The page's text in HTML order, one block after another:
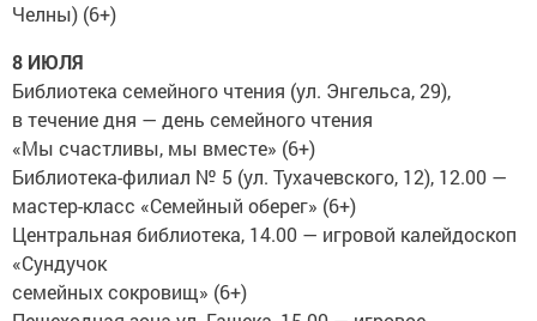
Челны) (6+)
8 ИЮЛЯ
Библиотека семейного чтения (ул. Энгельса, 29),
в течение дня — день семейного чтения
«Мы счастливы, мы вместе» (6+)
Библиотека-филиал № 5 (ул. Тухачевского, 12), 12.00 —
мастер-класс «Семейный оберег» (6+)
Центральная библиотека, 14.00 — игровой калейдоскоп
«Сундучок
семейных сокровищ» (6+)